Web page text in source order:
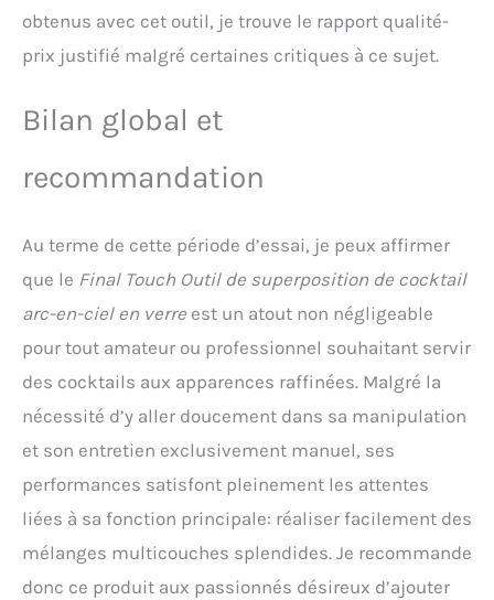
obtenus avec cet outil, je trouve le rapport qualité-
prix justifié malgré certaines critiques à ce sujet.
Bilan global et
recommandation
Au terme de cette période d’essai, je peux affirmer
que le Final Touch Outil de superposition de cocktail
arc-en-ciel en verre est un atout non négligeable
pour tout amateur ou professionnel souhaitant servir
des cocktails aux apparences raffinées. Malgré la
nécessité d’y aller doucement dans sa manipulation
et son entretien exclusivement manuel, ses
performances satisfont pleinement les attentes
liées à sa fonction principale: réaliser facilement des
mélanges multicouches splendides. Je recommande
donc ce produit aux passionnés désireux d’ajouter